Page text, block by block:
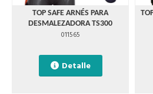
TOP SAFE ARNÉS PARA
DESMALEZADORA TS300
011565
Detalle